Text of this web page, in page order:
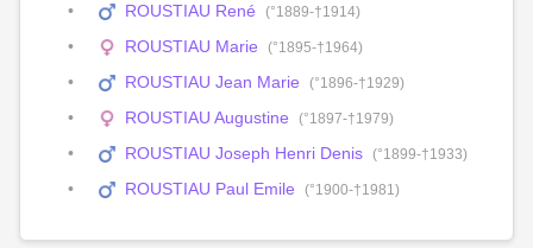
ROUSTIAU René (°1889-†1914)
ROUSTIAU Marie (°1895-†1964)
ROUSTIAU Jean Marie (°1896-†1929)
ROUSTIAU Augustine (°1897-†1979)
ROUSTIAU Joseph Henri Denis (°1899-†1933)
ROUSTIAU Paul Emile (°1900-†1981)